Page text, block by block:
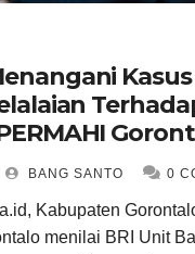
Kasus
Cabang BRI
BANG SANTO 0
Kabupaten
menilai BRI Unit